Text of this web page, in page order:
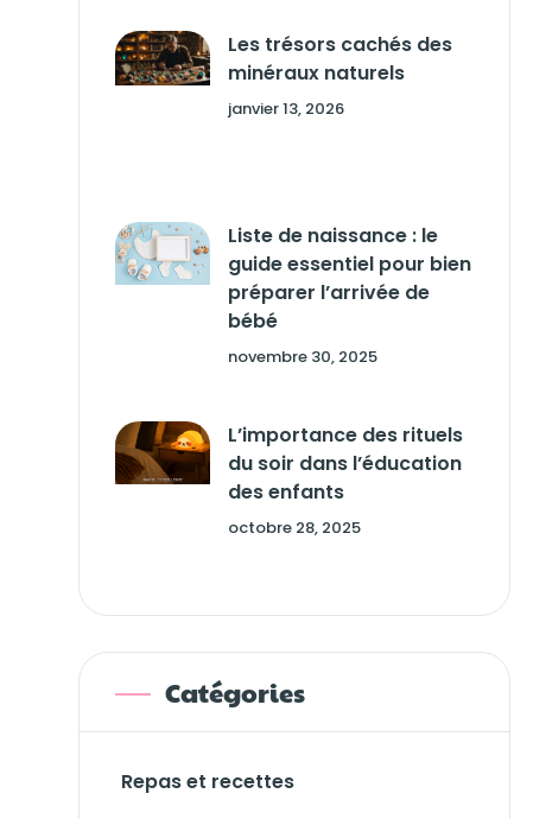
Les trésors cachés des
minéraux naturels
janvier 13, 2026
Liste de naissance : le
guide essentiel pour bien
préparer l’arrivée de
bébé
novembre 30, 2025
L’importance des rituels
du soir dans l’éducation
des enfants
octobre 28, 2025
Catégories
Repas et recettes